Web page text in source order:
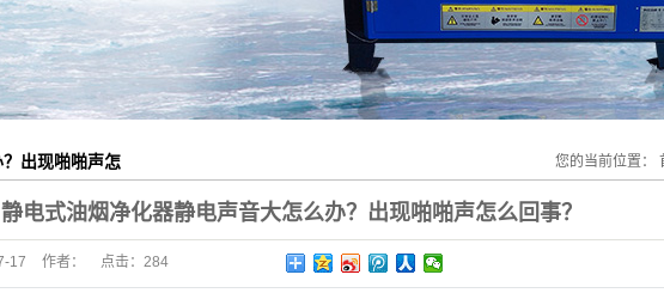
升降车
出现啪啪声怎
您的当前位置：
静电式油烟净化器静电声音大怎么办？出现啪啪声怎么回事？
17 作者： 点击： 284